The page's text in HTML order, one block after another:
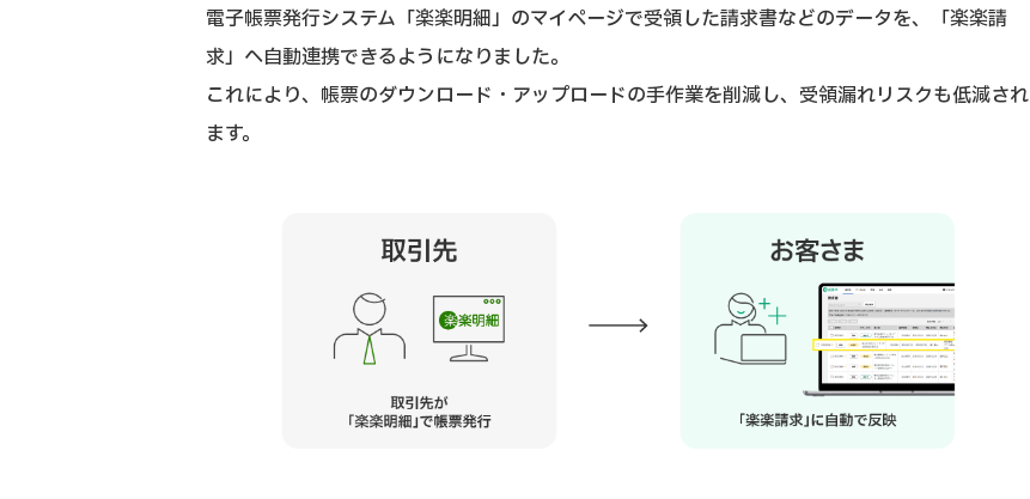
電子帳票発行システム「楽楽明細」のマイページで受領した請求書などのデータを、「楽楽請
求」へ自動連携できるようになりました。
これにより、帳票のダウンロード・アップロードの手作業を削減し、受領漏れリスクも低減され
ます。